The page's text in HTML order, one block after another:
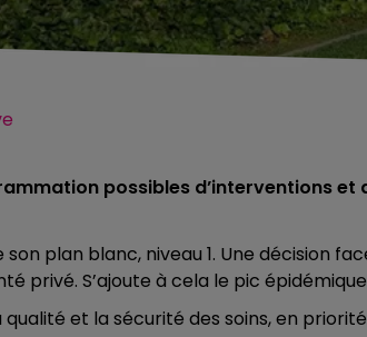
possibles d’interventions et
plan blanc, niveau 1. Une décision
privé. S’ajoute à cela le pic
et la sécurité des soins, en